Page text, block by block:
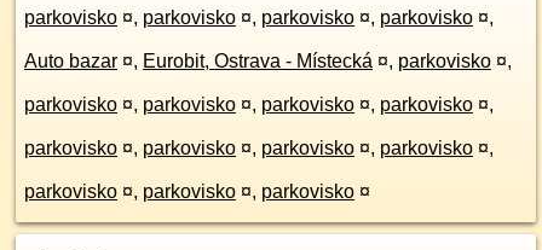
parkovisko ¤, parkovisko ¤, parkovisko ¤, parkovisko ¤,
Auto bazar ¤, Eurobit, Ostrava - Místecká ¤, parkovisko ¤,
parkovisko ¤, parkovisko ¤, parkovisko ¤, parkovisko ¤,
parkovisko ¤, parkovisko ¤, parkovisko ¤, parkovisko ¤,
parkovisko ¤, parkovisko ¤, parkovisko ¤